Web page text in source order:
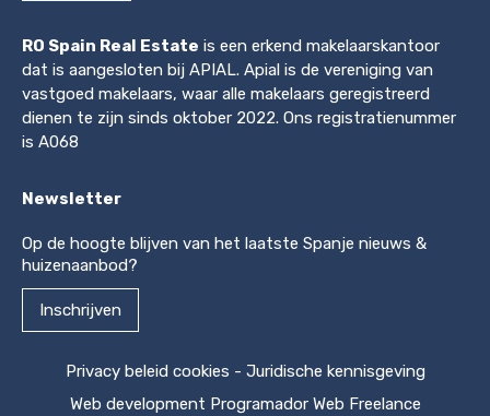
RO Spain Real Estate is een erkend makelaarskantoor
dat is aangesloten bij APIAL. Apial is de vereniging van
vastgoed makelaars, waar alle makelaars geregistreerd
dienen te zijn sinds oktober 2022. Ons registratienummer
is A068
Newsletter
Op de hoogte blijven van het laatste Spanje nieuws &
huizenaanbod?
Inschrijven
Privacy beleid cookies - Juridische kennisgeving
Web development Programador Web Freelance